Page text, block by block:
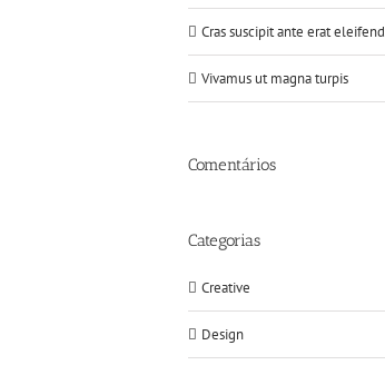
Cras suscipit ante erat eleifend
Vivamus ut magna turpis
Comentários
Categorias
Creative
Design